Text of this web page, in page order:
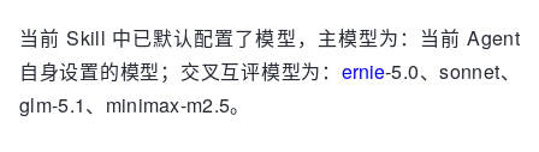
当前 Skill 中已默认配置了模型，主模型为：当前 Agent
自身设置的模型；交叉互评模型为： ernie-5.0、sonnet、
glm-5.1、minimax-m2.5。